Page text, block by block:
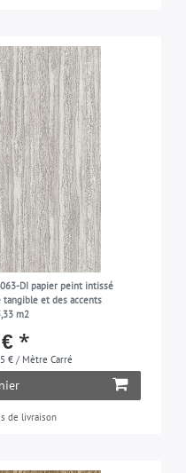
DI papier peint intissé
et des accents
m2
*
€ / Mètre Carré
de livraison